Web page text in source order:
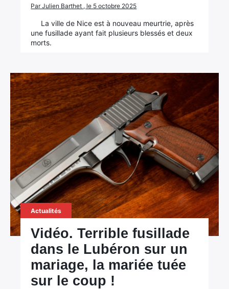
Par Julien Barthet , le 5 octobre 2025
La ville de Nice est à nouveau meurtrie, après
une fusillade ayant fait plusieurs blessés et deux
morts.
Actualités
Vidéo. Terrible fusillade
dans le Lubéron sur un
mariage, la mariée tuée
sur le coup !